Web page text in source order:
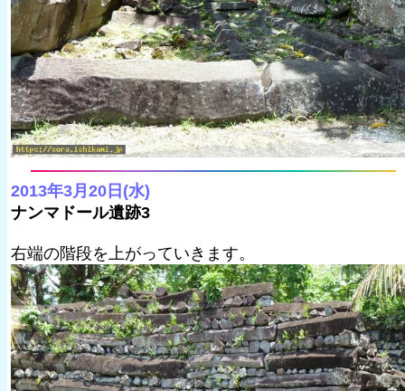
2013年3月20日(水)
ナンマドール遺跡3
右端の階段を上がっていきます。